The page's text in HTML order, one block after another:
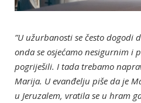
”U užurbanosti se često dogodi
onda se osjećamo nesigurnim i
pogriješili. I tada trebamo
Marija. U evanđelju piše da je
u Jeruzalem, vratila se u hram